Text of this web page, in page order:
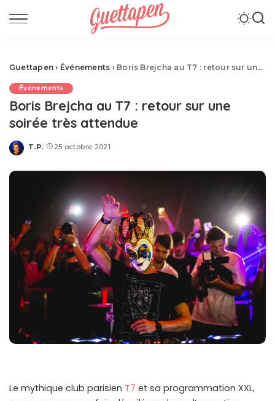
Guettapen › Événements › Boris Brejcha au T7 : retour sur une soirée très attendue
Événements
Boris Brejcha au T7 : retour sur une
soirée très attendue
Posted
T.P. 25 octobre 2021
Le mythique club parisien T7 et sa programmation XXL,